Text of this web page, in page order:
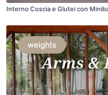
Interno Coscia e Glutei con